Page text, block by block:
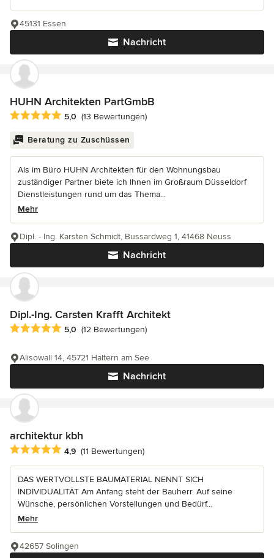
Nachricht
45131 Essen
HUHN Architekten PartGmbB
Durchschnittliche Bewertung: 5 von 5 Sternen
5,0 (13 Bewertungen)
Beratung zu Zuschüssen
Als im Büro HUHN Architekten für den Wohnungsbau
zuständiger Partner biete ich Ihnen im Großraum Düsseldorf
Dienstleistungen rund um das Thema...
Mehr
Nachricht
Dipl. - Ing. Karsten Schmidt, Bussardweg 1, 41468 Neuss
Dipl.-Ing. Carsten Krafft Architekt
Durchschnittliche Bewertung: 5 von 5 Sternen
5,0 (12 Bewertungen)
Nachricht
Alisowall 14, 45721 Haltern am See
architektur kbh
Durchschnittliche Bewertung: 4.9 von 5 Sternen
4,9 (11 Bewertungen)
DAS WERTVOLLSTE BAUMATERIAL NENNT SICH
INDIVIDUALITÄT Am Anfang steht der Bauherr. Auf seine
Wünsche, persönlichen Vorstellungen und Bedürf...
Mehr
42657 Solingen